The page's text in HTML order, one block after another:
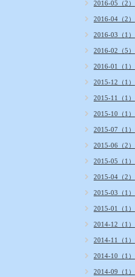
2016-05（2）
2016-04（2）
2016-03（1）
2016-02（5）
2016-01（1）
2015-12（1）
2015-11（1）
2015-10（1）
2015-07（1）
2015-06（2）
2015-05（1）
2015-04（2）
2015-03（1）
2015-01（1）
2014-12（1）
2014-11（1）
2014-10（1）
2014-09（1）